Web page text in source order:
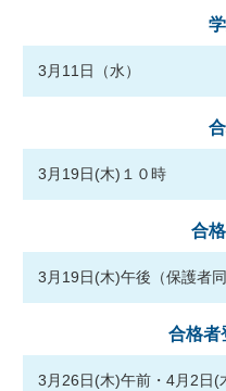
3月11日（水）
3月19日(木)１０時
合
3月19日(木)午後（保護者同
合格者
3月26日(木)午前・4月2日(